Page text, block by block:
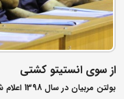
از سوی انستیتو کشتی
بولتن مربیان در سال 1398 اعلام شد